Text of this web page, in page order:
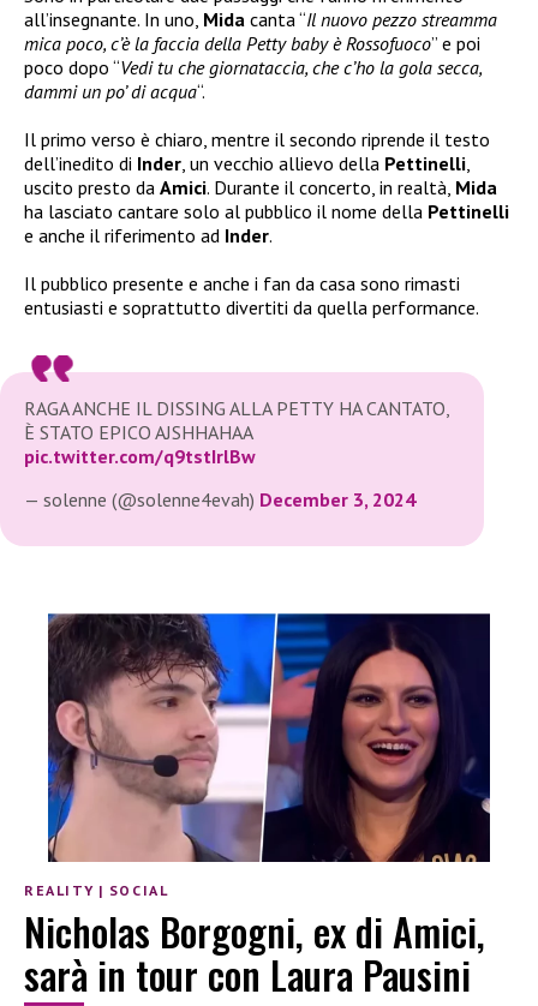
all’insegnante. In uno, Mida canta “Il nuovo pezzo streamma
mica poco, c’è la faccia della Petty baby è Rossofuoco” e poi
poco dopo “Vedi tu che giornataccia, che c’ho la gola secca,
dammi un po’ di acqua“.
Il primo verso è chiaro, mentre il secondo riprende il testo
dell’inedito di Inder , un vecchio allievo della Pettinelli
uscito presto da Amici. Durante il concerto, in realtà, Mida
ha lasciato cantare solo al pubblico il nome della Pettinelli
e anche il riferimento ad Inder.
Il pubblico presente e anche i fan da casa sono rimasti
entusiasti e soprattutto divertiti da quella performance.
RAGA ANCHE IL DISSING ALLA PETTY HA CANTATO,
È STATO EPICO AJSHHAHAA
pic.twitter.com/q9tstIrlBw
— solenne (@solenne4evah) December 3, 2024
REALITY | SOCIAL
Nicholas Borgogni, ex di Amici,
sarà in tour con Laura Pausini